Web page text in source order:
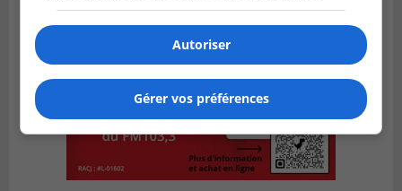
Autoriser
Gérer vos préférences